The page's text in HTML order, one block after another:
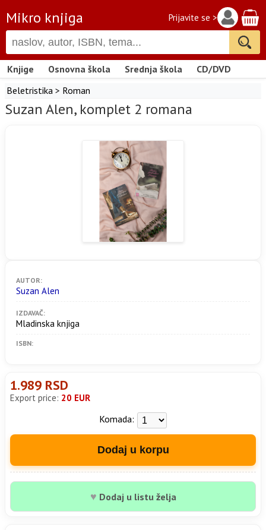
Mikro knjiga Prijavite se >
Knjige Osnovna škola Srednja škola
CD/DVD
Beletristika > Roman
Suzan Alen, komplet 2 romana
AUTOR:
Suzan Alen
IZDAVAČ:
Mladinska knjiga
ISBN:
1.989 RSD
Export price: 20 EUR
Komada:
Dodaj u korpu
♥ Dodaj u listu želja